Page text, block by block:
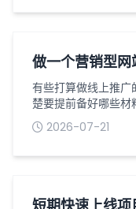
案，全程无冗余步骤
做一个营销型网
有些打算做线上推
楚要提前备好哪些材
整个网站制作周期，
网站和普通展示站不
清晰照片、法人身份
2026-07-21